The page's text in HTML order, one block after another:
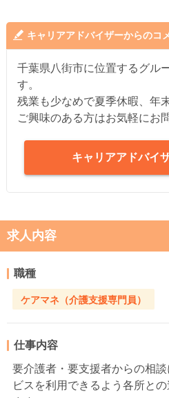
キャリアアドバイザーからのコ
千葉県八街市に位置するグル
す。
残業も少なめで夏季休暇、年
ご興味のある方はお気軽にお
キャリアアドバイ
求人内容
職種
ケアマネ（介護支援専門員）
仕事内容
要介護者・要支援者からの相
ビスを利用できるよう各所と